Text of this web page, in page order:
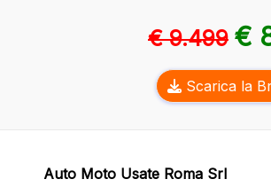
€ 9.499 €
Scarica la
Auto Moto Usate Roma Srl